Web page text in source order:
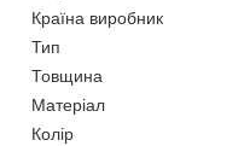
Країна виробник
Тип
Товщина
Матеріал
Колір